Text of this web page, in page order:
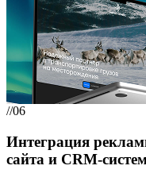
//06
Интеграция
сайта и CRM-